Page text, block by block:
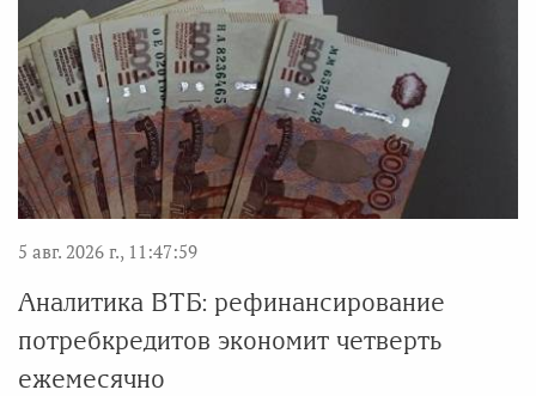
5 авг. 2026 г., 11:47:59
Аналитика ВТБ: рефинансирование
потребкредитов экономит четверть
ежемесячно